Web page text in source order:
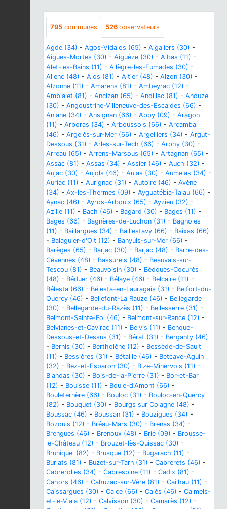
795 communes 526 observateurs
Agde (34) - Agos-Vidalos (65) - Aigaliers (30) -
Aigues-Mortes (30) - Aiguèze (30) - Albas (11) -
Alet-les-Bains (11) - Allègre-les-Fumades (30) -
Allenc (48) - Alos (81) - Altier (48) - Alzon (30) -
Alzonne (11) - Amarens (81) - Ambeyrac (12) -
Ambialet (81) - Ancizan (65) - Andillac (81) - Anduze
(30) - Angoustrine-Villeneuve-des-Escaldes (66) -
Aniane (34) - Ansignan (66) - Appy (09) - Aragon
(11) - Arboras (34) - Arboussols (66) - Arcambal
(46) - Argelès-sur-Mer (66) - Argelliers (34) - Argut-
Dessous (31) - Arles-sur-Tech (66) - Arphy (30) -
Arreau (65) - Arrens-Marsous (65) - Artagnan (65) -
Assac (81) - Assas (34) - Assier (46) - Auch (32) -
Aujac (30) - Aujols (46) - Aulas (30) - Aumelas (34) -
Auriac (11) - Aurignac (31) - Autoire (46) - Avène
(34) - Ax-les-Thermes (09) - Ayguatébia-Talau (66) -
Aynac (46) - Ayros-Arbouix (65) - Ayzieu (32) -
Azille (11) - Bach (46) - Bagard (30) - Bages (11) -
Bages (66) - Bagnères-de-Luchon (31) - Bagnoles
(11) - Baillargues (34) - Baillestavy (66) - Baixas (66)
- Balaguier-d'Olt (12) - Banyuls-sur-Mer (66) -
Barèges (65) - Barjac (30) - Barjac (48) - Barre-des-
Cévennes (48) - Bassurels (48) - Beauvais-sur-
Tescou (81) - Beauvoisin (30) - Bédouès-Cocurès
(48) - Béduer (46) - Bélaye (46) - Belcaire (11) -
Bélesta (66) - Bélesta-en-Lauragais (31) - Belfort-du-
Quercy (46) - Bellefont-La Rauze (46) - Bellegarde
(30) - Bellegarde-du-Razès (11) - Bellesserre (31) -
Belmont-Sainte-Foi (46) - Belmont-sur-Rance (12) -
Belvianes-et-Cavirac (11) - Belvis (11) - Benque-
Dessous-et-Dessus (31) - Bérat (31) - Berganty (46)
- Bernis (30) - Bertholène (12) - Bessède-de-Sault
(11) - Bessières (31) - Bétaille (46) - Betcave-Aguin
(32) - Bez-et-Esparon (30) - Bize-Minervois (11) -
Blandas (30) - Bois-de-la-Pierre (31) - Bor-et-Bar
(12) - Bouisse (11) - Boule-d'Amont (66) -
Bouleternère (66) - Bouloc (31) - Bouloc-en-Quercy
(82) - Bouquet (30) - Bourgs sur Colagne (48) -
Boussac (46) - Boussan (31) - Bouzigues (34) -
Bozouls (12) - Bréau-Mars (30) - Brenas (34) -
Brengues (46) - Brenoux (48) - Brie (09) - Brousse-
le-Château (12) - Brouzet-lès-Quissac (30) -
Bruniquel (82) - Brusque (12) - Bugarach (11) -
Burlats (81) - Buzet-sur-Tarn (31) - Cabrerets (46) -
Cabrerolles (34) - Cabrespine (11) - Cadix (81) -
Cahors (46) - Cahuzac-sur-Vère (81) - Cailhau (11) -
Caissargues (30) - Calce (66) - Calès (46) - Calmels-
et-le-Viala (12) - Calvisson (30) - Camarès (12) -